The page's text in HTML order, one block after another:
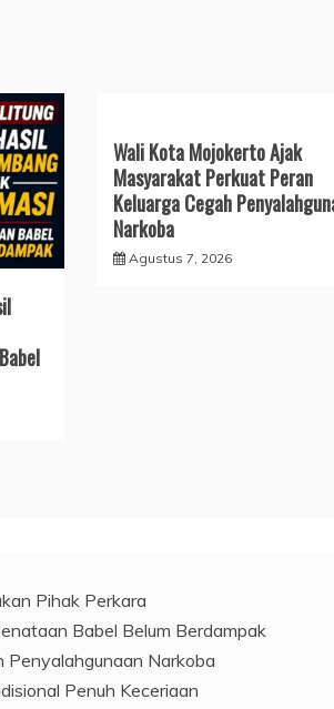
Wali Kota Mojokerto Ajak
Masyarakat Perkuat Peran
Keluarga Cegah
Narkoba
Agustus 7, 2026
Pihak Perkara
Babel Belum Berdampak
Narkoba
Penuh Keceriaan